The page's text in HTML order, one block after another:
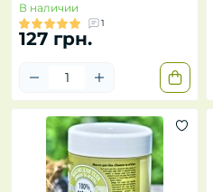
В наличии
1
127 грн.